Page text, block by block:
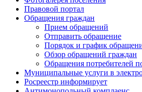
Правовой портал
Обращения граждан
Прием обращений
Отправить обращение
Порядок и график
Обзор обращений граждан
Обращения потребителей
Муниципальные услуги в
Росреестр информирует